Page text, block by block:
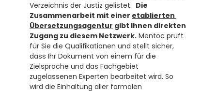
Verzeichnis der Justiz gelistet. Die
Zusammenarbeit mit einer etablierten
Übersetzungsagentur gibt Ihnen direkten
Zugang zu diesem Netzwerk. Mentoc prüft
für Sie die Qualifikationen und stellt sicher,
dass Ihr Dokument von einem für die
Zielsprache und das Fachgebiet
zugelassenen Experten bearbeitet wird. So
wird die Einhaltung aller formalen